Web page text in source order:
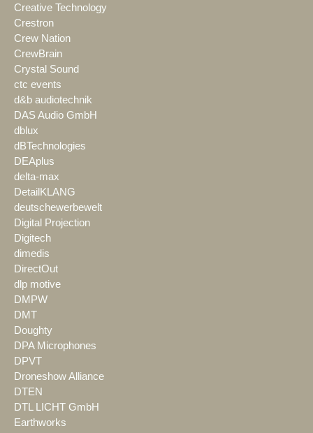
Creative Technology
Crestron
Crew Nation
CrewBrain
Crystal Sound
ctc events
d&b audiotechnik
DAS Audio GmbH
dblux
dBTechnologies
DEAplus
delta-max
DetailKLANG
deutschewerbewelt
Digital Projection
Digitech
dimedis
DirectOut
dlp motive
DMPW
DMT
Doughty
DPA Microphones
DPVT
Droneshow Alliance
DTEN
DTL LICHT GmbH
Earthworks